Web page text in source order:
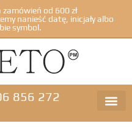
od 600 zł
nanieść datę, inicjały albo
symbol.
856 272